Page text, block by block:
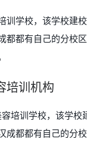
训学校，该学校建
都都有自己的分校
培训机构
培训学校，该学校
成都都有自己的分